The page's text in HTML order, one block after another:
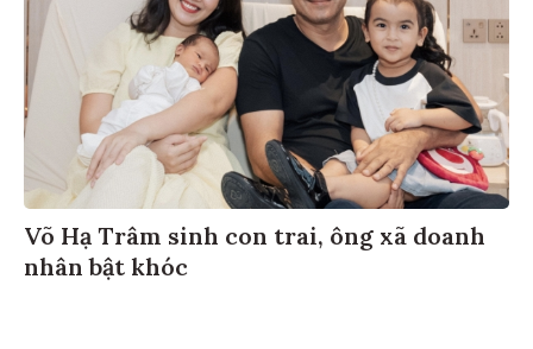
Võ Hạ Trâm sinh con trai, ông xã doanh
nhân bật khóc